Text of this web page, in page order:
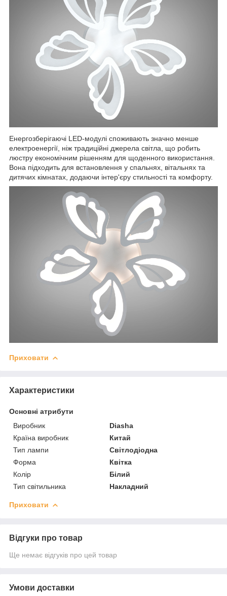
Енергозберігаючі LED-модулі споживають значно менше
електроенергії, ніж традиційні джерела світла, що робить
люстру економічним рішенням для щоденного використання.
Вона підходить для встановлення у спальнях, вітальнях та
дитячих кімнатах, додаючи інтер'єру стильності та комфорту.
Приховати
Характеристики
Основні атрибути
Виробник
Diasha
Країна виробник
Китай
Тип лампи
Світлодіодна
Форма
Квітка
Колір
Білий
Тип світильника
Накладний
Приховати
Відгуки про товар
Ще немає відгуків про цей товар
Умови доставки